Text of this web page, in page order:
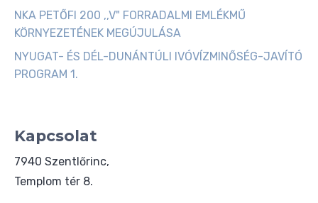
NKA PETŐFI 200 ,,V" FORRADALMI EMLÉKMŰ
KÖRNYEZETÉNEK MEGÚJULÁSA
NYUGAT- ÉS DÉL-DUNÁNTÚLI IVÓVÍZMINŐSÉG-JAVÍTÓ
PROGRAM 1.
Kapcsolat
7940 Szentlőrinc,
Templom tér 8.